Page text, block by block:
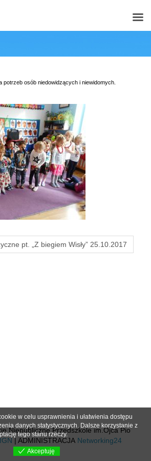
potrzeb osób niedowidzących i niewidomych.
pt. „Z biegiem Wisły” 25.10.2017
Niepubliczne Przedszkole im.Ojca Pio
| ADMINISTRACJA Networking24
w celu usprawnienia i ułatwienia dostępu
danych statystycznych. Dalsze korzystanie z
tego stanu rzeczy.
Akceptuję